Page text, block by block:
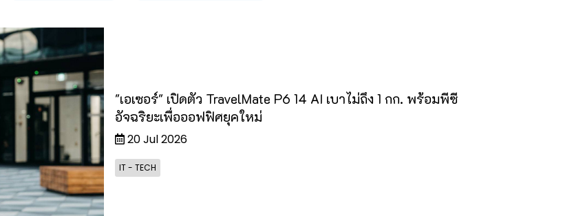
"เอเซอร์" เปิดตัว TravelMate P6 14 AI เบาไม่ถึง 1 กก. พร้อมพีซี
อัจฉริยะเพื่อออฟฟิศยุคใหม่
20 Jul 2026
IT - TECH